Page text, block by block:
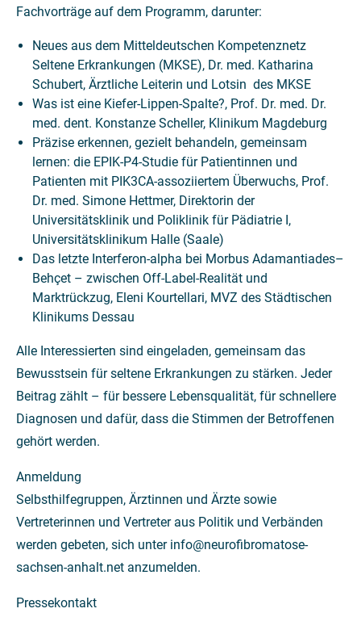
Fachvorträge auf dem Programm, darunter:
Neues aus dem Mitteldeutschen Kompetenznetz
Seltene Erkrankungen (MKSE), Dr. med. Katharina
Schubert, Ärztliche Leiterin und Lotsin des MKSE
Was ist eine Kiefer-Lippen-Spalte?, Prof. Dr. med. Dr.
med. dent. Konstanze Scheller, Klinikum Magdeburg
Präzise erkennen, gezielt behandeln, gemeinsam
lernen: die EPIK-P4-Studie für Patientinnen und
Patienten mit PIK3CA-assoziiertem Überwuchs, Prof.
Dr. med. Simone Hettmer, Direktorin der
Universitätsklinik und Poliklinik für Pädiatrie I,
Universitätsklinikum Halle (Saale)
Das letzte Interferon-alpha bei Morbus Adamantiades–
Behçet – zwischen Off-Label-Realität und
Marktrückzug, Eleni Kourtellari, MVZ des Städtischen
Klinikums Dessau
Alle Interessierten sind eingeladen, gemeinsam das
Bewusstsein für seltene Erkrankungen zu stärken. Jeder
Beitrag zählt – für bessere Lebensqualität, für schnellere
Diagnosen und dafür, dass die Stimmen der Betroffenen
gehört werden.
Anmeldung
Selbsthilfegruppen, Ärztinnen und Ärzte sowie
Vertreterinnen und Vertreter aus Politik und Verbänden
werden gebeten, sich unter info@neurofibromatose-
sachsen-anhalt.net anzumelden.
Pressekontakt